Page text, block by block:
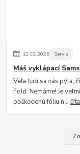
12.02.2026 Servis
Máš vyklápací
Veľa ľudí sa nás pýta,
Fold. Nemáme! Je
poškodenú fóliu n...